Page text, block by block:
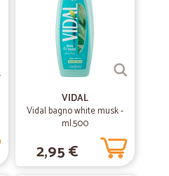
VIDAL
Vidal bagno white musk -
ml.500
2,95 €